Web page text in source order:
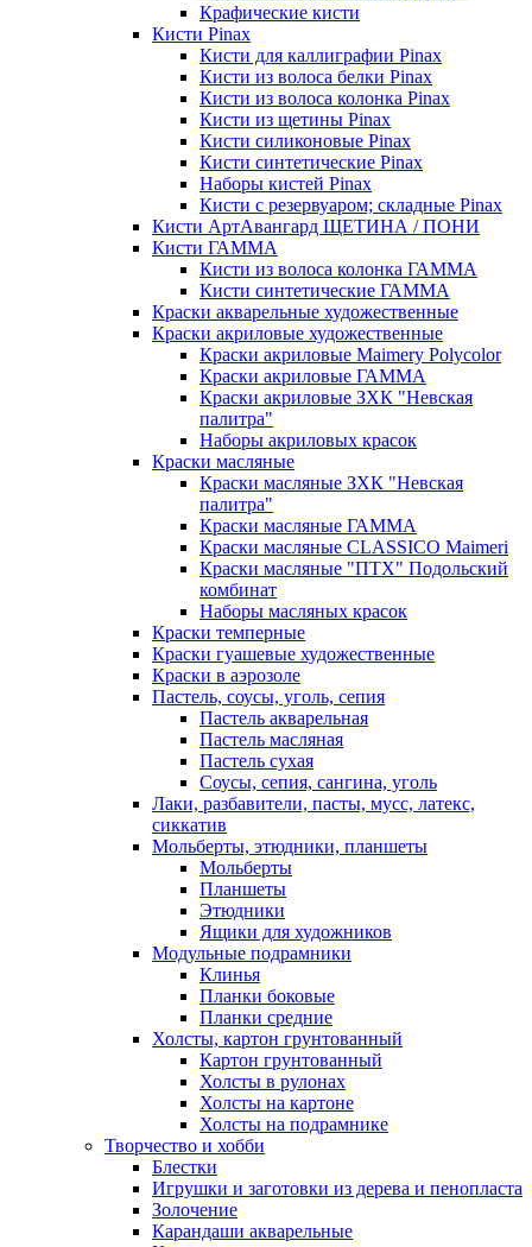
Крафические кисти
Кисти Pinax
Кисти для каллиграфии Pinax
Кисти из волоса белки Pinax
Кисти из волоса колонка Pinax
Кисти из щетины Pinax
Кисти силиконовые Pinax
Кисти синтетические Pinax
Наборы кистей Pinax
Кисти с резервуаром; складные Pinax
Кисти АртАвангард ЩЕТИНА / ПОНИ
Кисти ГАММА
Кисти из волоса колонка ГАММА
Кисти синтетические ГАММА
Краски акварельные художественные
Краски акриловые художественные
Краски акриловые Maimery Polycolor
Краски акриловые ГАММА
Краски акриловые ЗХК "Невская
палитра"
Наборы акриловых красок
Краски масляные
Краски масляные ЗХК "Невская
палитра"
Краски масляные ГАММА
Краски масляные CLASSICO Maimeri
Краски масляные "ПТХ" Подольский
комбинат
Наборы масляных красок
Краски темперные
Краски гуашевые художественные
Краски в аэрозоле
Пастель, соусы, уголь, сепия
Пастель акварельная
Пастель масляная
Пастель сухая
Соусы, сепия, сангина, уголь
Лаки, разбавители, пасты, мусс, латекс,
сиккатив
Мольберты, этюдники, планшеты
Мольберты
Планшеты
Этюдники
Ящики для художников
Модульные подрамники
Клинья
Планки боковые
Планки средние
Холсты, картон грунтованный
Картон грунтованный
Холсты в рулонах
Холсты на картоне
Холсты на подрамнике
Творчество и хобби
Блестки
Игрушки и заготовки из дерева и пенопласта
Золочение
Карандаши акварельные